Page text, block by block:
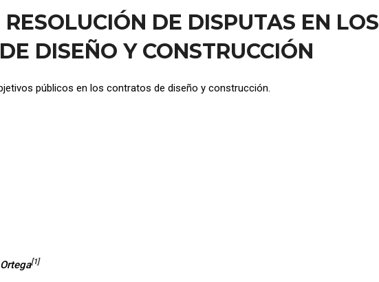
DE DISPUTAS EN LOS
DISEÑO Y CONSTRUCCIÓN
públicos en los contratos de diseño y construcción.
[1]